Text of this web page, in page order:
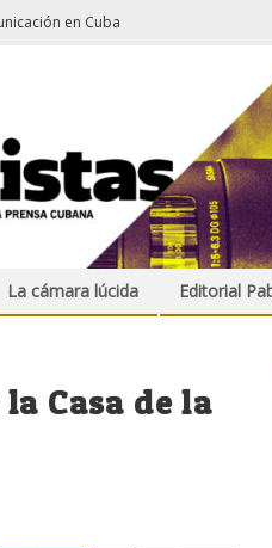
en Cuba
La cámara lúcida Editorial
Casa de la